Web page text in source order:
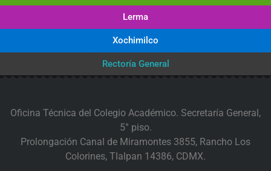
Lerma
Xochimilco
Rectoría General
Oficina Técnica del Colegio Académico. Secretaría General,
5° piso.
Prolongación Canal de Miramontes 3855, Rancho Los
Colorines, Tlalpan 14386, CDMX.